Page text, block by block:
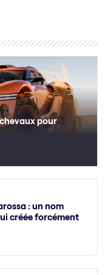
pour
: un nom
créée forcément